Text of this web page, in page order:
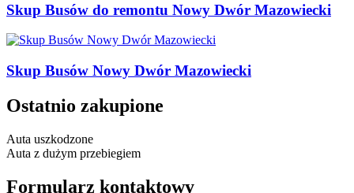
Skup Busów do remontu Nowy Dwór Mazowiecki
Skup Busów Nowy Dwór Mazowiecki
Ostatnio zakupione
Auta uszkodzone
Auta z dużym przebiegiem
Formularz kontaktowy